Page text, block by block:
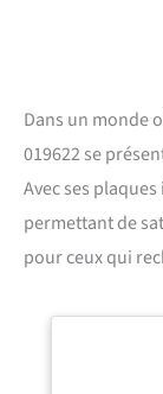
Dans un monde
019622 se
Avec ses
permettant de
pour ceux qui